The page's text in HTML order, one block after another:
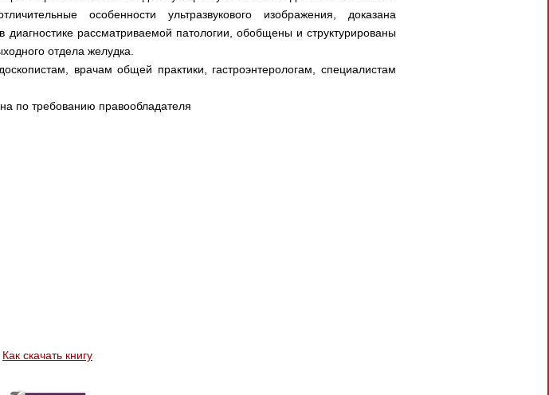
особенности ультразвукового изображения, доказана
диагностике рассматриваемой патологии, обобщены и структурированы
отдела желудка.
врачам общей практики, гастроэнтерологам, специалистам
по требованию правообладателя
Как скачать книгу